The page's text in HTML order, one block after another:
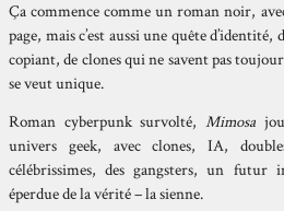
Ça commence comme un roman noir,
page, mais c’est aussi une quête d’identité,
copiant, de clones qui ne savent pas
se veut unique.
Roman cyberpunk survolté,Mimosa
univers geek, avec clones, IA,
célébrissimes, des gangsters, un futur
éperdue de la vérité – la sienne.